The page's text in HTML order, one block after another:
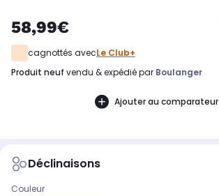
58,99€
cagnottés avecLe Club+
produit neuf vendu & expédié par Boulanger
Ajouter au comparateur
Déclinaisons
Couleur